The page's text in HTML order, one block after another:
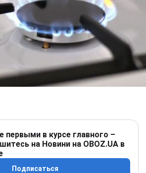
первыми в курсе главного –
на Новини на OBOZ.UA в
Подписаться